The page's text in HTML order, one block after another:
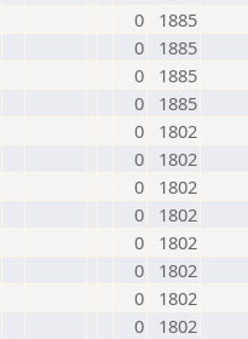
0
1885
0
1885
0
1885
0
1885
0
1802
0
1802
0
1802
0
1802
0
1802
0
1802
0
1802
0
1802